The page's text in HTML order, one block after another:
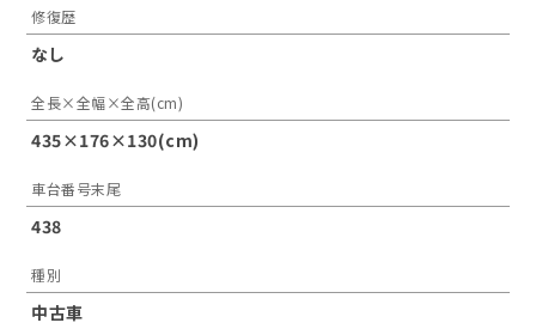
修復歴
なし
全長×全幅×全高(cm)
435×176×130(cm)
車台番号末尾
438
種別
中古車